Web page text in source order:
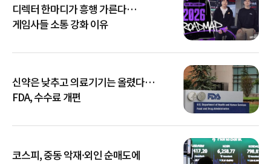
디렉터 한마디가 흥행 가른다…
게임사들 소통 강화 이유
신약은 낮추고 의료기기는 올렸다…
FDA, 수수료 개편
코스피, 중동 악재·외인 순매도에